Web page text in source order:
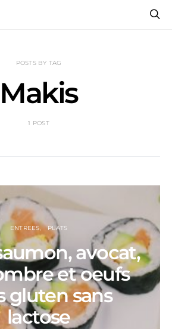
POSTS BY TAG
Makis
1 POST
ENTREES PLATS
avocat,
et oeufs
gluten sans
lactose